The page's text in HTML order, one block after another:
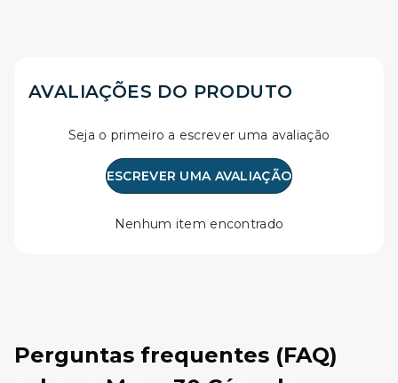
AVALIAÇÕES DO PRODUTO
Seja o primeiro a escrever uma avaliação
ESCREVER UMA AVALIAÇÃO
Nenhum item encontrado
Perguntas frequentes (FAQ)